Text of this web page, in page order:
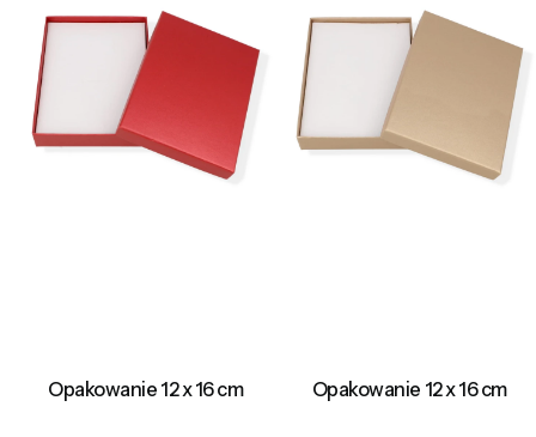
Opakowanie 12 x 16 cm Opakowanie 12 x 16 cm